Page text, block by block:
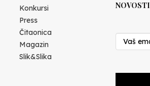
Konkursi
Press
Čitaonica
Magazin
Slik&Slika
NOVOSTI